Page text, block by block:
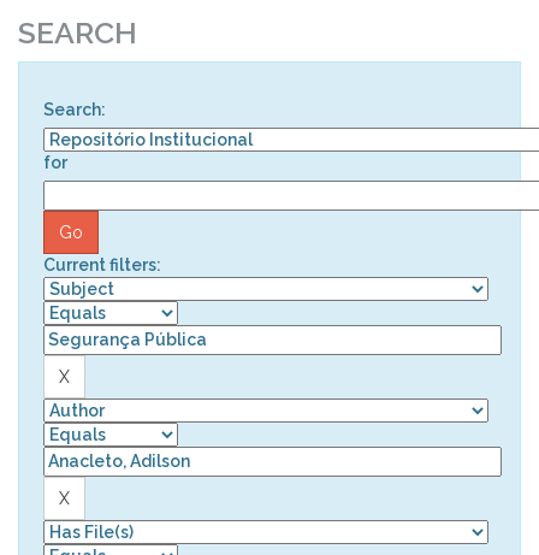
SEARCH
Search:
for
Current filters: